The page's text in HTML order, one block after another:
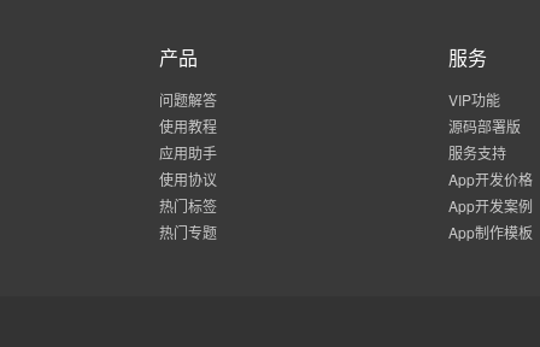
产品
问题解答
使用教程
应用助手
使用协议
热门标签
热门专题
服务
VIP功能
源码部署版
服务支持
App开发价格
App开发案例
App制作模板